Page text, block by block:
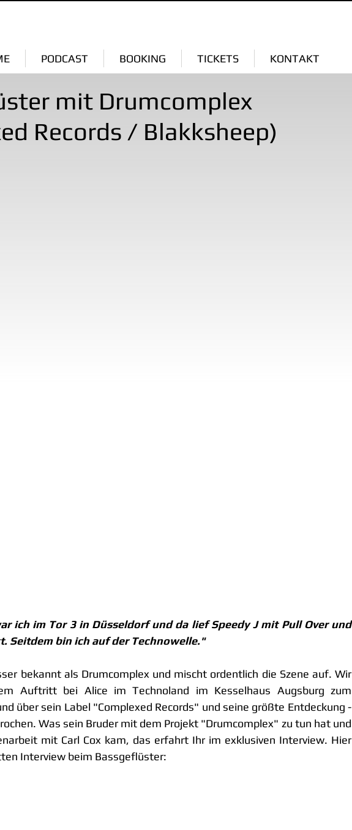
PODCAST BOOKING TICKETS KONTAKT
mit Drumcomplex
Records / Blakksheep)
ich im Tor 3 in Düsseldorf und da lief Speedy J mit Pull Over und
Seitdem bin ich auf der Technowelle."
bekannt als Drumcomplex und mischt ordentlich die Szene auf. Wir
Auftritt bei Alice im Technoland im Kesselhaus Augsburg zum
über sein Label "Complexed Records" und seine größte Entdeckung -
Was sein Bruder mit dem Projekt "Drumcomplex" zu tun hat und
mit Carl Cox kam, das erfahrt Ihr im exklusiven Interview. Hier
Interview beim Bassgeflüster: